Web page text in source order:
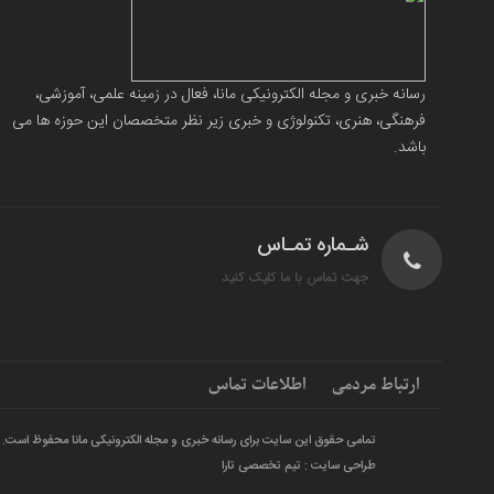
رسانه خبری و مجله الکترونیکی مانا، فعال در زمینه علمی، آموزشی،
فرهنگی، هنری، تکنولوژی و خبری زیر نظر متخصصان این حوزه ها می
باشد.
شـماره تمـاس
جهت تماس با ما کلیک کنید
ارتباط مردمی اطلاعات تماس
تمامی حقوق این سایت برای رسانه خبری و مجله الکترونیکی مانا محفوظ است.
طراحی سایت : تیم تخصصی تارا